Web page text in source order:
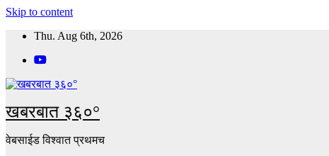
Skip to content
Thu. Aug 6th, 2026
खबरबात ३६०°
वेबसाईड विश्वात प्रथमच